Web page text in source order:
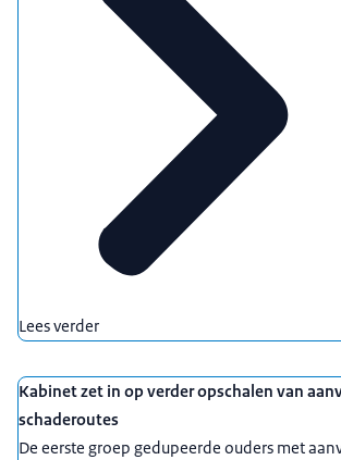
Lees verder
Kabinet zet in op verder opschalen van
schaderoutes
De eerste groep gedupeerde ouders met